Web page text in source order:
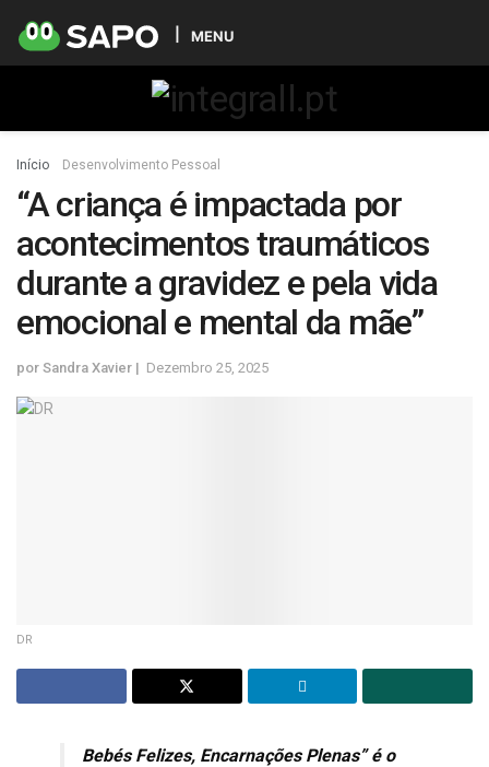
MENU
Início Desenvolvimento Pessoal
“A criança é impactada por
acontecimentos traumáticos
durante a gravidez e pela vida
emocional e mental da mãe”
por Sandra Xavier Dezembro 25, 2025
DR
Bebés Felizes, Encarnações Plenas” é o